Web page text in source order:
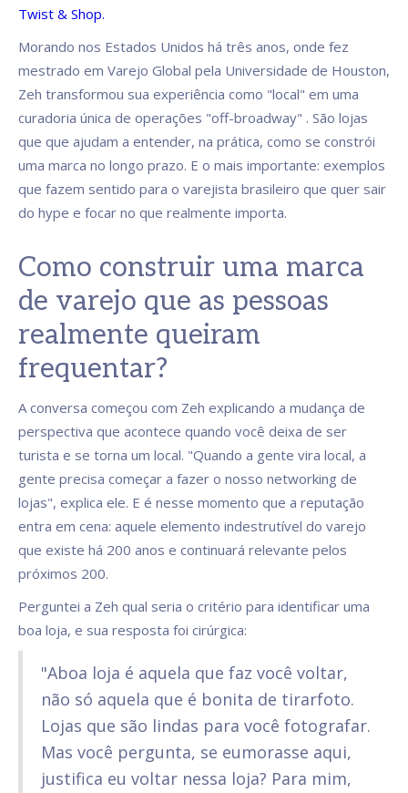
Twist & Shop.
Morando nos Estados Unidos há três anos, onde fez
mestrado em Varejo Global pela Universidade de Houston,
Zeh transformou sua experiência como "local" em uma
curadoria única de operações "off-broadway" . São lojas
que que ajudam a entender, na prática, como se constrói
uma marca no longo prazo. E o mais importante: exemplos
que fazem sentido para o varejista brasileiro que quer sair
do hype e focar no que realmente importa.
Como construir uma marca
de varejo que as pessoas
realmente queiram
frequentar?
A conversa começou com Zeh explicando a mudança de
perspectiva que acontece quando você deixa de ser
turista e se torna um local. "Quando a gente vira local, a
gente precisa começar a fazer o nosso networking de
lojas", explica ele. E é nesse momento que a reputação
entra em cena: aquele elemento indestrutível do varejo
que existe há 200 anos e continuará relevante pelos
próximos 200.
Perguntei a Zeh qual seria o critério para identificar uma
boa loja, e sua resposta foi cirúrgica:
"Aboa loja é aquela que faz você voltar,
não só aquela que é bonita de tirarfoto.
Lojas que são lindas para você fotografar.
Mas você pergunta, se eumorasse aqui,
justifica eu voltar nessa loja? Para mim,